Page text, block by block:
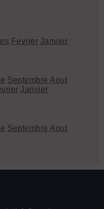
Fevrier Janvier
Septembre Aout
Janvier
Septembre Aout